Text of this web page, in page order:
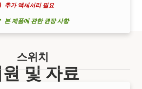
추가 액세서리 필요
본 제품에 관한 권장 사항
스위치
및 자료